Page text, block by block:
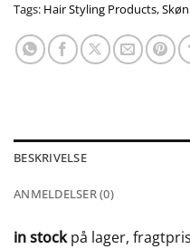
Tags: Hair Styling Products,
BESKRIVELSE
ANMELDELSER (0)
in stockpå lager,